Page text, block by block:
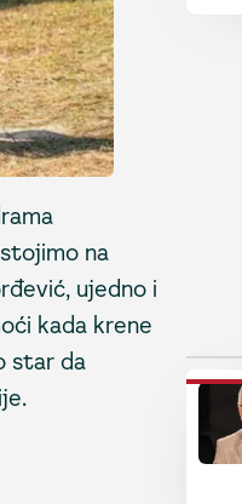
na
ujedno i
kada krene
star da